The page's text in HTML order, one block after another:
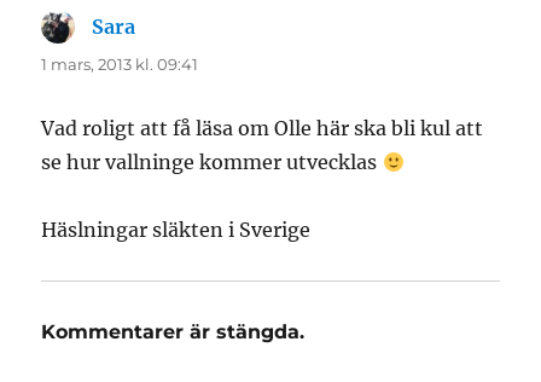
Sara
1 mars, 2013 kl. 09:41
Vad roligt att få läsa om Olle här ska bli kul att
se hur vallninge kommer utvecklas
Häslningar släkten i Sverige
Kommentarer är stängda.